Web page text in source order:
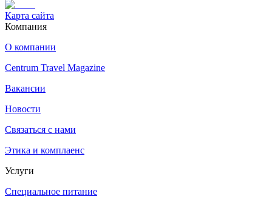
Карта сайта
Компания
О компании
Centrum Travel Magazine
Вакансии
Новости
Связаться с нами
Этика и комплаенс
Услуги
Специальное питание